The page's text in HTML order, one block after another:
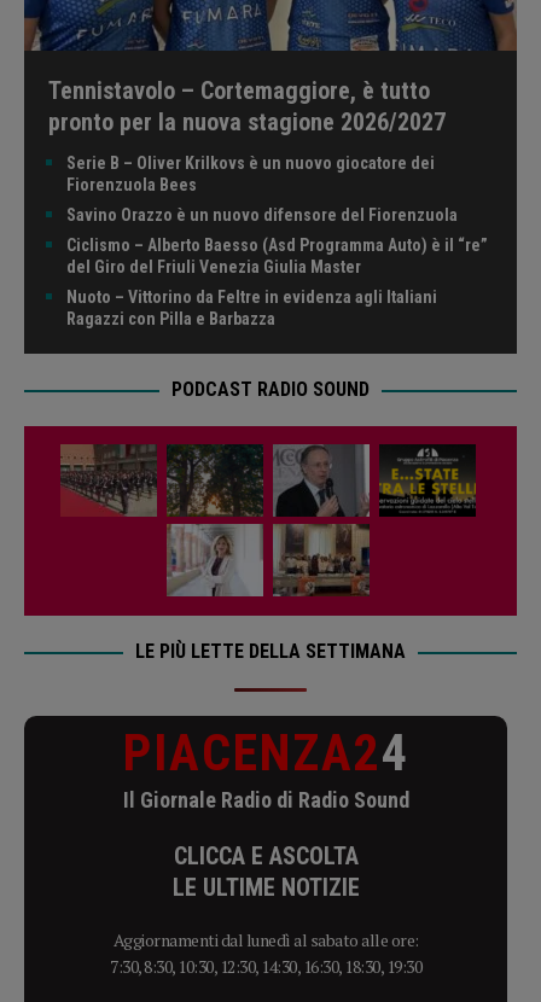
Tennistavolo – Cortemaggiore, è tutto
pronto per la nuova stagione 2026/2027
Serie B – Oliver Krilkovs è un nuovo giocatore dei
Fiorenzuola Bees
Savino Orazzo è un nuovo difensore del Fiorenzuola
Ciclismo – Alberto Baesso (Asd Programma Auto) è il “re”
del Giro del Friuli Venezia Giulia Master
Nuoto – Vittorino da Feltre in evidenza agli Italiani
Ragazzi con Pilla e Barbazza
PODCAST RADIO SOUND
LE PIÙ LETTE DELLA SETTIMANA
PIACENZA24
Il Giornale Radio di Radio Sound
CLICCA E ASCOLTA
LE ULTIME NOTIZIE
Aggiornamenti dal lunedì al sabato alle ore:
7:30, 8:30, 10:30, 12:30, 14:30, 16:30, 18:30, 19:30